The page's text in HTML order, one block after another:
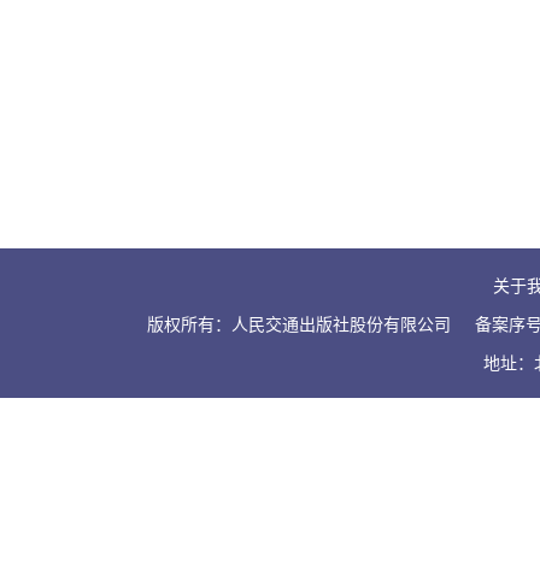
关于
版权所有：人民交通出版社股份有限公司
备案序
地址：